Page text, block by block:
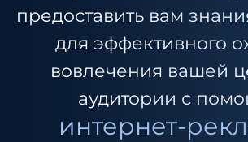
предоставить вам
для эффективного
вовлечения вашей
аудитории с
интернет-